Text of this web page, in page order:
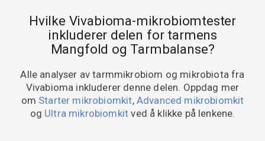
Hvilke Vivabioma-mikrobiomtester
inkluderer delen for tarmens
Mangfold og Tarmbalanse?
Alle analyser av tarmmikrobiom og mikrobiota fra
Vivabioma inkluderer denne delen. Oppdag mer
om Starter mikrobiomkit, Advanced mikrobiomkit
og Ultra mikrobiomkit ved å klikke på lenkene.